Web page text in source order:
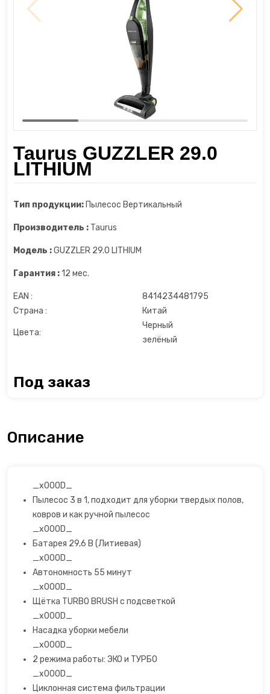
Taurus GUZZLER 29.0
LITHIUM
Тип продукции: Пылесос Вертикальный
Производитель : Taurus
Модель :GUZZLER 29.0 LITHIUM
Гарантия :12 мес.
EAN :
8414234481795
Страна :
Китай
Цвета:
Черный
зелёный
Под заказ
Описание
_x000D_
Пылесос 3 в 1, подходит для уборки твердых полов,
ковров и как ручной пылесос
_x000D_
Батарея 29,6 В (Литиевая)
_x000D_
Автономность 55 минут
_x000D_
Щётка TURBO BRUSH с подсветкой
_x000D_
Насадка уборки мебели
_x000D_
2 режима работы: ЭКО и ТУРБО
_x000D_
Циклонная система фильтрации
Шкаф для сухого вызревания мяса
Диспенсеры
Кофемашины
Кухонные весы
Кухонные комбайны
Маслопресс
Миксеры
Мультиварки
Мясорубки
Настольные плиты
Открывалки
Пеновзбиватели
Перколяторы
Пицца мейкер
Плитки
Пароочистители